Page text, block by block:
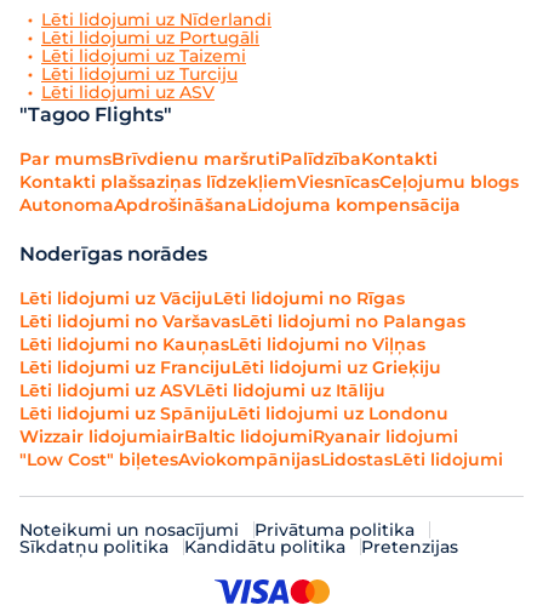
Lēti lidojumi uz Nīderlandi
Lēti lidojumi uz Portugāli
Lēti lidojumi uz Taizemi
Lēti lidojumi uz Turciju
Lēti lidojumi uz ASV
"Tagoo Flights"
Par mumsBrīvdienu maršrutiPalīdzībaKontakti
Kontakti plašsaziņas līdzekļiemViesnīcasCeļojumu blogs
AutonomaApdrošināšanaLidojuma kompensācija
Noderīgas norādes
Lēti lidojumi uz VācijuLēti lidojumi no Rīgas
Lēti lidojumi no VaršavasLēti lidojumi no Palangas
Lēti lidojumi no KauņasLēti lidojumi no Viļņas
Lēti lidojumi uz FrancijuLēti lidojumi uz Grieķiju
Lēti lidojumi uz ASVLēti lidojumi uz Itāliju
Lēti lidojumi uz SpānijuLēti lidojumi uz Londonu
Wizzair lidojumiairBaltic lidojumiRyanair lidojumi
"Low Cost" biļetesAviokompānijasLidostasLēti lidojumi
Noteikumi un nosacījumi Privātuma politika
Sīkdatņu politika Kandidātu politika Pretenzijas